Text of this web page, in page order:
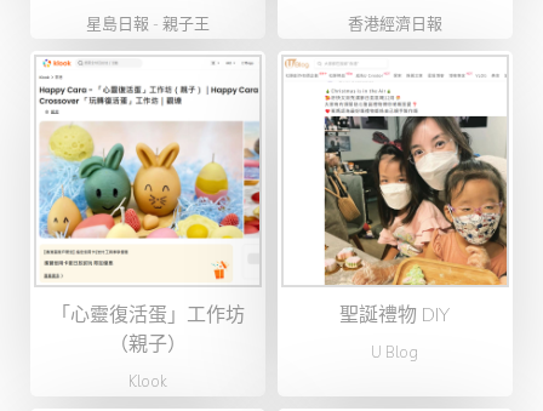
星島日報 - 親子王 香港經濟日報
「心靈復活蛋」工作坊
（親子）
Klook
聖誕禮物 DIY
U Blog